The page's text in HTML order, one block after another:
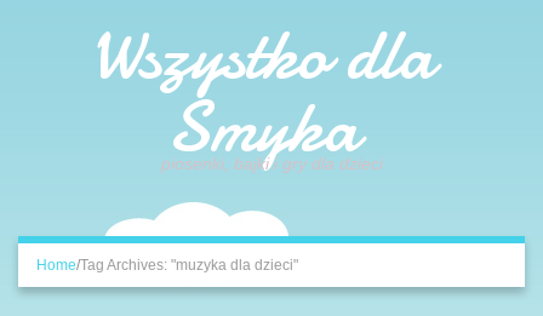
Wszystko dla
Smyka
piosenki, bajki i gry dla dzieci
Home/Tag Archives: "muzyka dla dzieci"